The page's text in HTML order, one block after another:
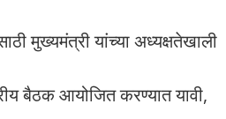
मुख्यमंत्री यांच्या अध्यक्षतेखाली
बैठक आयोजित करण्यात यावी,